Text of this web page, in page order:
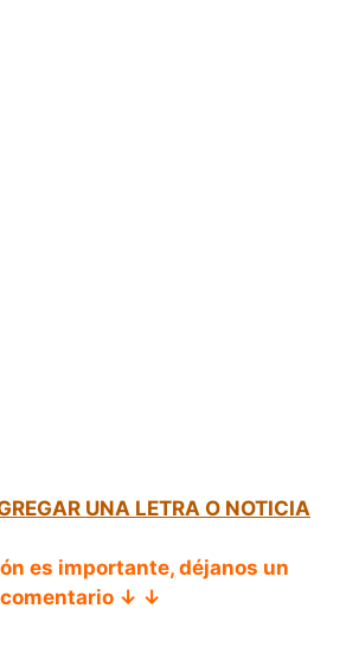
UNA LETRA O NOTICIA
es importante, déjanos un
comentario ↓ ↓